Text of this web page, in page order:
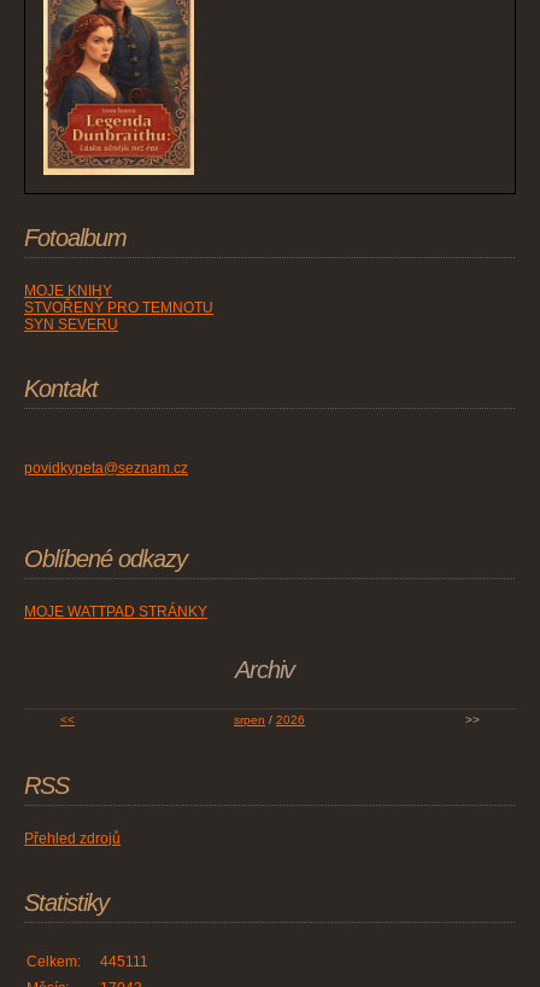
Fotoalbum
MOJE KNIHY
STVOŘENÝ PRO TEMNOTU
SYN SEVERU
Kontakt
povidkypeta@seznam.cz
Oblíbené odkazy
MOJE WATTPAD STRÁNKY
Archiv
<< srpen / 2026 >>
RSS
Přehled zdrojů
Statistiky
Celkem:
445111